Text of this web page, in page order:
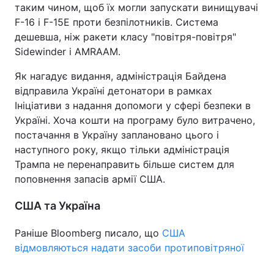
таким чином, щоб їх могли запускати винищувачі
F-16 і F-15E проти безпілотників. Система
дешевша, ніж ракети класу "повітря-повітря"
Sidewinder і AMRAAM.
Як нагадує видання, адміністрація Байдена
відправила Україні детонатори в рамках
Ініціативи з надання допомоги у сфері безпеки в
Україні. Хоча кошти на програму було витрачено,
постачання в Україну заплановано цього і
наступного року, якщо тільки адміністрація
Трампа не перенаправить більше систем для
поповнення запасів армії США.
США та Україна
Раніше Bloomberg писало, що США
відмовляються надати засоби протиповітряної